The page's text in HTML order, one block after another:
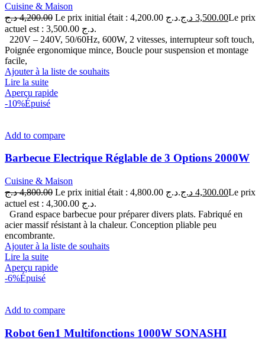
Cuisine & Maison
4,200.00 د.ج Le prix initial était : 4,200.00 د.ج. 3,500.00 د.ج
Le prix
actuel est : 3,500.00 د.ج.
220V – 240V, 50/60Hz, 600W, 2 vitesses, interrupteur soft touch,
Poignée ergonomique mince, Boucle pour suspension et montage
facile,
Ajouter à la liste de souhaits
Lire la suite
Aperçu rapide
-10%Épuisé
Add to compare
Barbecue Electrique Réglable de 3 Options 2000W
Cuisine & Maison
4,800.00 د.ج Le prix initial était : 4,800.00 د.ج. 4,300.00 د.ج
Le prix
actuel est : 4,300.00 د.ج.
Grand espace barbecue pour préparer divers plats. Fabriqué en
acier massif résistant à la chaleur. Conception pliable peu
encombrante.
Ajouter à la liste de souhaits
Lire la suite
Aperçu rapide
-6%Épuisé
Add to compare
Robot 6en1 Multifonctions 1000W SONASHI